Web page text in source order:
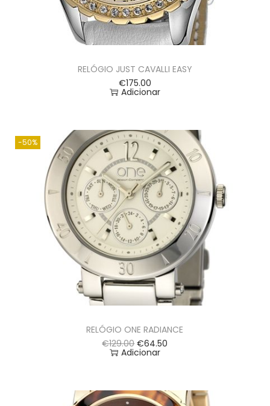
RELÓGIO JUST CAVALLI EASY
€175.00
Adicionar
-50%
RELÓGIO ONE RADIANCE
€129.00 €64.50
Adicionar